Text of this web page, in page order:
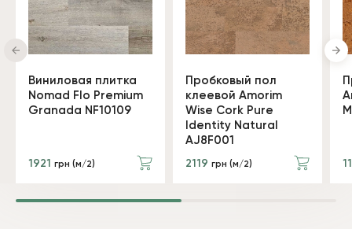
Виниловая плитка
Nomad Flo Premium
Granada NF10109
1921 грн (м/2)
Пробковый пол
клеевой Amorim
Wise Cork Pure
Identity Natural
AJ8F001
2119 грн (м/2)